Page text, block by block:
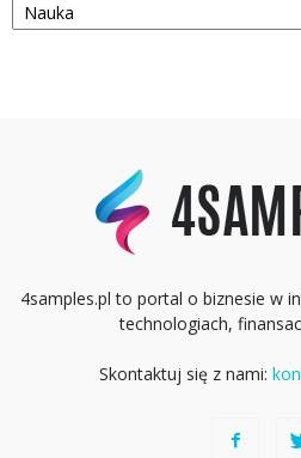
4samples.pl to portal o biznesie w
technologiach,
Skontaktuj się z nami: